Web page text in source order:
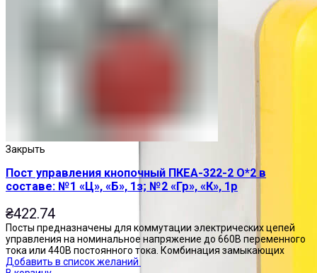
Закрыть
Пост управления кнопочный ПКЕА-322-2 О*2 в
составе: №1 «Ц», «Б», 1з; №2 «Гр», «К», 1р
₴422.74
Посты предназначены для коммутации электрических цепей
управления на номинальное напряжение до 660В переменного
тока или 440В постоянного тока. Комбинация замыкающих
Добавить в список желаний